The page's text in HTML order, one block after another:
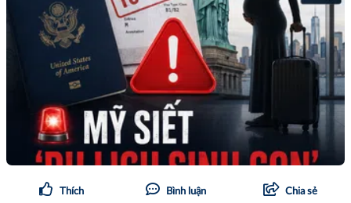
Thích Bình luận Chia sẻ